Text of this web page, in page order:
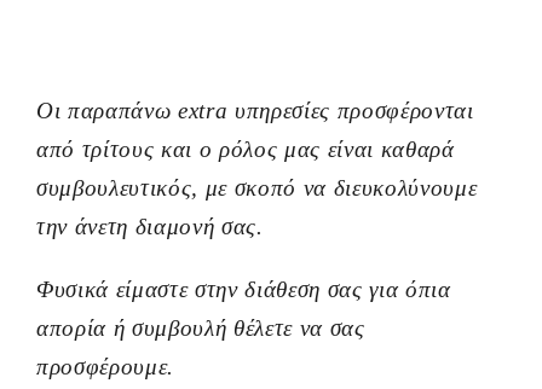
Οι παραπάνω extra υπηρεσίες προσφέρονται
από τρίτους και ο ρόλος μας είναι καθαρά
συμβουλευτικός, με σκοπό να διευκολύνουμε
την άνετη διαμονή σας.
Φυσικά είμαστε στην διάθεση σας για όπια
απορία ή συμβουλή θέλετε να σας
προσφέρουμε.